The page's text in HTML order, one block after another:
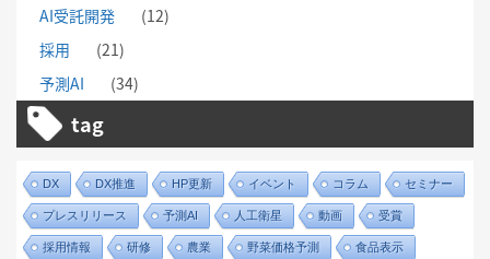
AI受託開発
(12)
採用
(21)
予測AI
(34)
tag
DX DX推進 HP更新 イベント コラム セミナー
プレスリリース 予測AI 人工衛星 動画 受賞
採用情報 研修 農業 野菜価格予測 食品表示